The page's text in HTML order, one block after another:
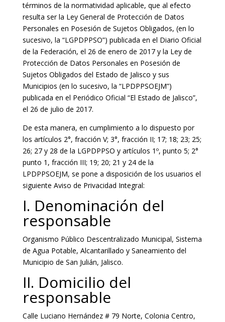
términos de la normatividad aplicable, que al efecto
resulta ser la Ley General de Protección de Datos
Personales en Posesión de Sujetos Obligados, (en lo
sucesivo, la “LGPDPPSO”) publicada en el Diario Oficial
de la Federación, el 26 de enero de 2017 y la Ley de
Protección de Datos Personales en Posesión de
Sujetos Obligados del Estado de Jalisco y sus
Municipios (en lo sucesivo, la “LPDPPSOEJM”)
publicada en el Periódico Oficial “El Estado de Jalisco”,
el 26 de julio de 2017.
De esta manera, en cumplimiento a lo dispuesto por
los artículos 2°, fracción V; 3°, fracción II; 17; 18; 23; 25;
26; 27 y 28 de la LGPDPPSO y artículos 1º, punto 5; 2°
punto 1, fracción III; 19; 20; 21 y 24 de la
LPDPPSOEJM, se pone a disposición de los usuarios el
siguiente Aviso de Privacidad Integral:
I. Denominación del
responsable
Organismo Público Descentralizado Municipal, Sistema
de Agua Potable, Alcantarillado y Saneamiento del
Municipio de San Julián, Jalisco.
II. Domicilio del
responsable
Calle Luciano Hernández # 79 Norte, Colonia Centro,